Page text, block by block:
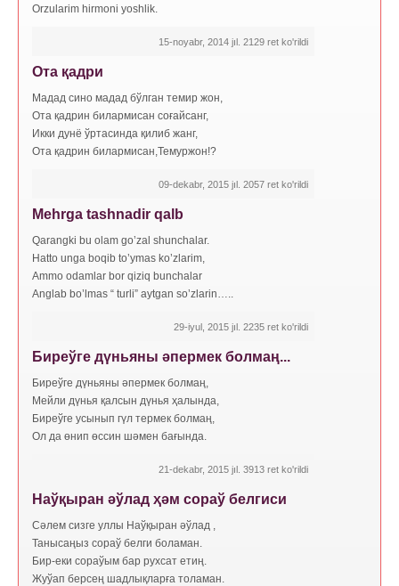
Orzularim hirmoni yoshlik.
15-noyabr, 2014 jıl. 2129 ret ko'rildi
Ота қадри
Мадад сино мадад бўлган темир жон,
Ота қадрин билармисан соғайсанг,
Икки дунё ўртасинда қилиб жанг,
Ота қадрин билармисан,Темуржон!?
09-dekabr, 2015 jıl. 2057 ret ko'rildi
Mehrga tashnadir qalb
Qarangki bu olam go’zal shunchalar.
Hatto unga boqib to’ymas ko’zlarim,
Ammo odamlar bor qiziq bunchalar
Anglab bo’lmas “ turli” aytgan so’zlarin…..
29-iyul, 2015 jıl. 2235 ret ko'rildi
Биреўге дүньяны әпермек болмаң...
Биреўге дүньяны әпермек болмаң,
Мейли дүнья қалсын дүнья ҳалында,
Биреўге усынып гүл термек болмаң,
Ол да өнип өссин шәмен бағында.
21-dekabr, 2015 jıl. 3913 ret ko'rildi
Наўқыран әўлад ҳәм сораў белгиси
Сәлем сизге уллы Наўқыран әўлад ,
Танысаңыз сораў белги боламан.
Бир-еки сораўым бар рухсат етиң.
Жуўап берсең шадлықларға толаман.